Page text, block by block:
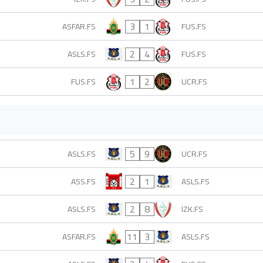
ASFAR.FS
3 1
FUS.FS
ASLS.FS
2 4
FUS.FS
FUS.FS
1 2 UCR.FS
ASLS.FS 5 9
UCR.FS
ASS.FS
2 1
ASLS.FS
ASLS.FS
2 8
IZK.FS
ASFAR.FS
11 3
ASLS.FS